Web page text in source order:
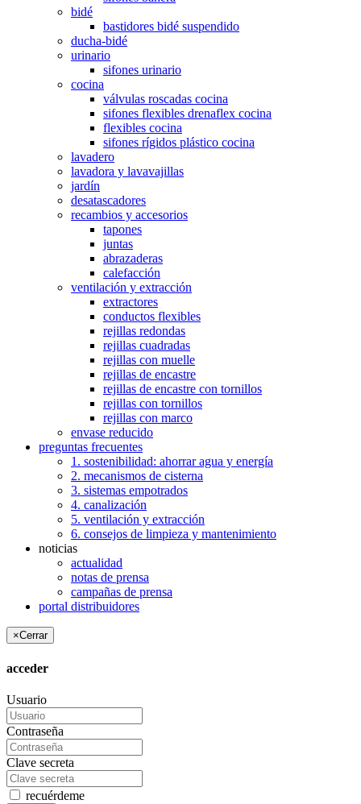
bidé
bastidores bidé suspendido
ducha-bidé
urinario
sifones urinario
cocina
válvulas roscadas cocina
sifones flexibles drenaflex cocina
flexibles cocina
sifones rígidos plástico cocina
lavadero
lavadora y lavavajillas
jardín
desatascadores
recambios y accesorios
tapones
juntas
abrazaderas
calefacción
ventilación y extracción
extractores
conductos flexibles
rejillas redondas
rejillas cuadradas
rejillas con muelle
rejillas de encastre
rejillas de encastre con tornillos
rejillas con tornillos
rejillas con marco
envase reducido
preguntas frecuentes
1. sostenibilidad: ahorrar agua y energía
2. mecanismos de cisterna
3. sistemas empotrados
4. canalización
5. ventilación y extracción
6. consejos de limpieza y mantenimiento
noticias
actualidad
notas de prensa
campañas de prensa
portal distribuidores
×Cerrar
acceder
Usuario
Contraseña
Clave secreta
recuérdeme